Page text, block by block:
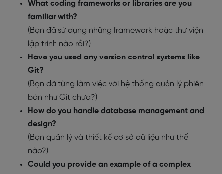
What coding frameworks or libraries are you
familiar with?
(Bạn đã sử dụng những framework hoặc thư viện
lập trình nào rồi?)
Have you used any version control systems like
Git?
(Bạn đã từng làm việc với hệ thống quản lý phiên
bản như Git chưa?)
How do you handle database management and
design?
(Bạn quản lý và thiết kế cơ sở dữ liệu như thế
nào?)
Could you provide an example of a complex